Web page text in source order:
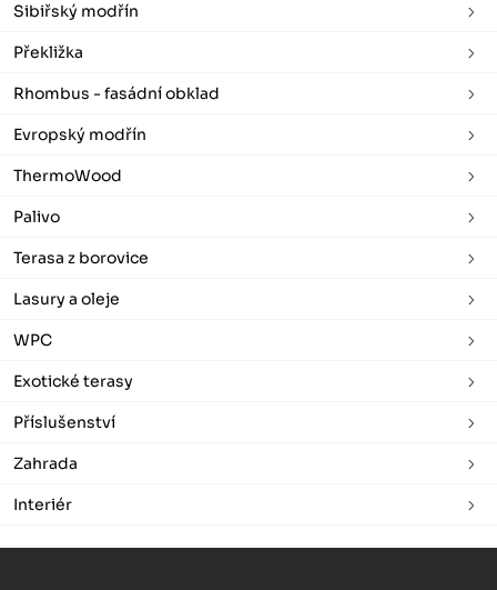
Sibiřský modřín
Překližka
Rhombus - fasádní obklad
Evropský modřín
ThermoWood
Palivo
Terasa z borovice
Lasury a oleje
WPC
Exotické terasy
Příslušenství
Zahrada
Interiér